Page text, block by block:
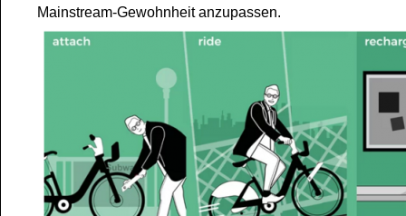
Mainstream-Gewohnheit anzupassen.